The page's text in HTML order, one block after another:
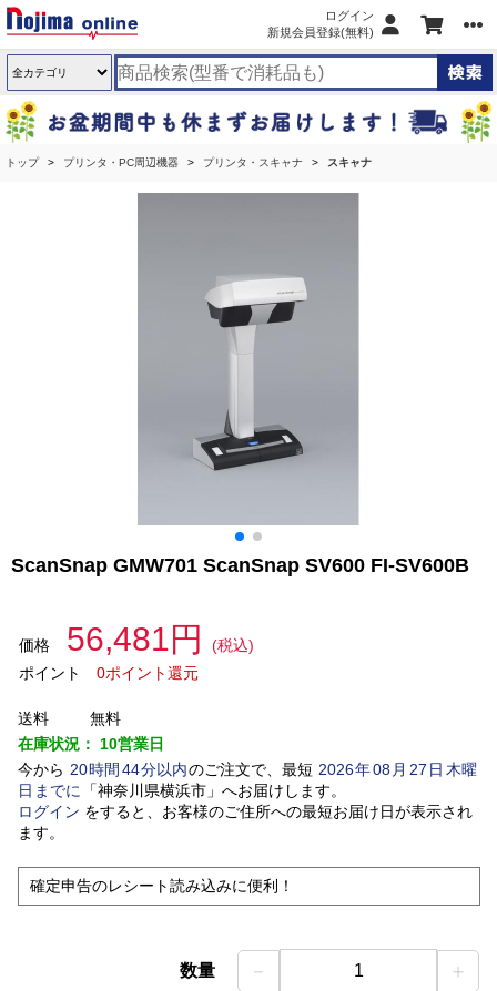
ログイン
新規会員登録(無料)
トップ プリンタ・PC周辺機器 プリンタ・スキャナ スキャナ
ScanSnap GMW701 ScanSnap SV600 FI-SV600B
価格 56,481円
(税込)
ポイント
0ポイント還元
送料
無料
在庫状況： 10営業日
今から 20時間 44分以内のご注文で、最短 2026年08 月 27 日木曜
日 までに 「神奈川県横浜市」 へお届けします。
ログイン をすると、お客様のご住所への最短お届け日が表示され
ます。
確定申告のレシート読み込みに便利！
数量 － 1 ＋